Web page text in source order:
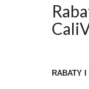
RABATY